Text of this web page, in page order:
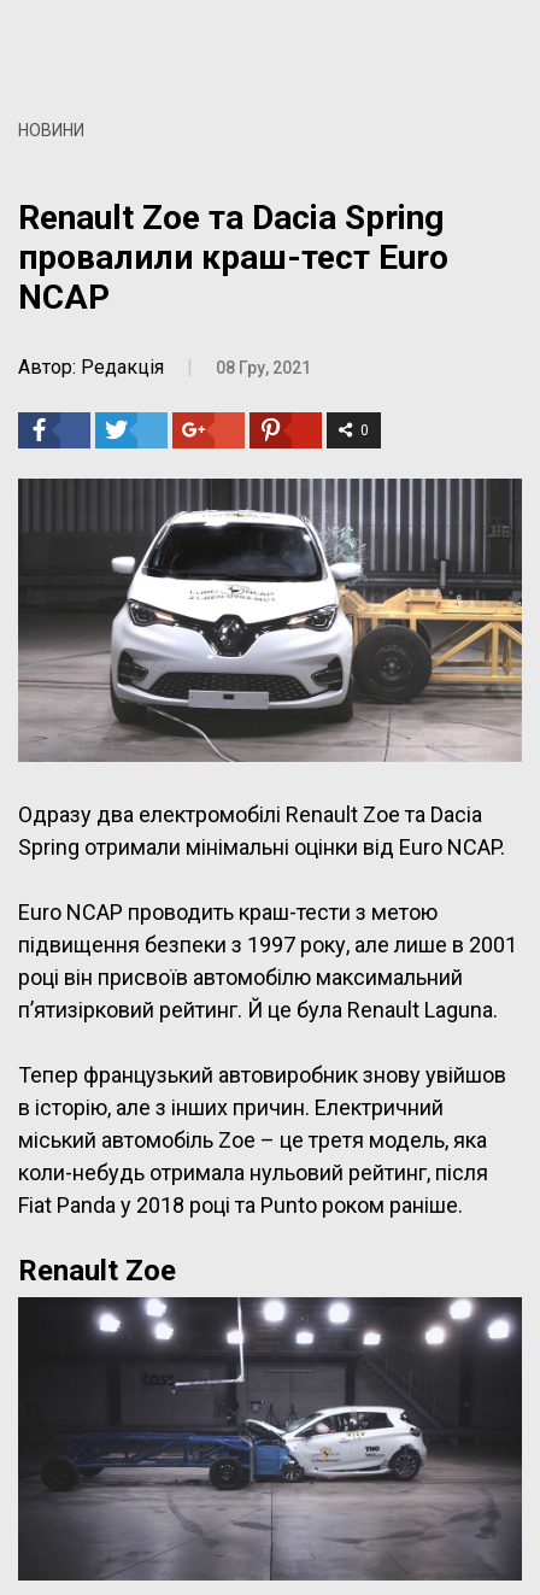
НОВИНИ
Renault Zoe та Dacia Spring
провалили краш-тест Euro
NCAP
Автор: Редакція | 08 Гру, 2021
0
Одразу два електромобілі Renault Zoe та Dacia
Spring отримали мінімальні оцінки від Euro NCAP.
Euro NCAP проводить краш-тести з метою
підвищення безпеки з 1997 року, але лише в 2001
році він присвоїв автомобілю максимальний
п’ятизірковий рейтинг. Й це була Renault Laguna.
Тепер французький автовиробник знову увійшов
в історію, але з інших причин. Електричний
міський автомобіль Zoe – це третя модель, яка
коли-небудь отримала нульовий рейтинг, після
Fiat Panda у 2018 році та Punto роком раніше.
Renault Zoe